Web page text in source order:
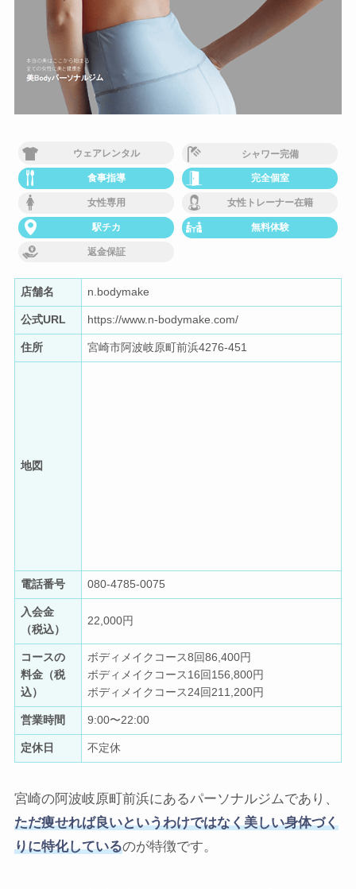
ウェアレンタル シャワー完備
食事指導 完全個室
女性専用 女性トレーナー在籍
駅チカ 無料体験
返金保証
店舗名 n.bodymake
公式URL https://www.n-bodymake.com/
住所 宮崎市阿波岐原町前浜4276-451
地図
電話番号 080-4785-0075
入会金
（税込）
22,000円
コースの
料金（税
込）
ボディメイクコース8回86,400円
ボディメイクコース16回156,800円
ボディメイクコース24回211,200円
営業時間 9:00〜22:00
定休日 不定休
宮崎の阿波岐原町前浜にあるパーソナルジムであり、
ただ痩せれば良いというわけではなく美しい身体づく
りに特化しているのが特徴です。